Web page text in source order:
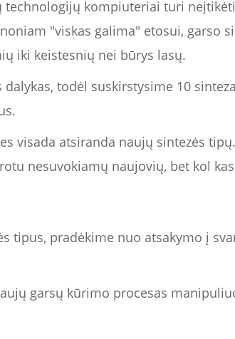
kompiuteriai turi
"viskas galima" etosui, garso
iki keistesnių nei būrys lasų.
todėl suskirstysime 10
visada atsiranda naujų sintezės
nesuvokiamų naujovių, bet kol
tipus, pradėkime nuo atsakymo į
garsų kūrimo procesas